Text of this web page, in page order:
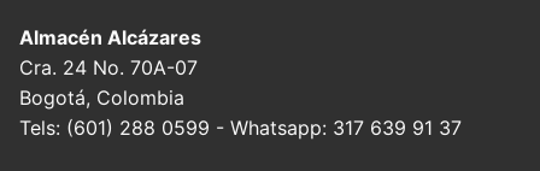
Almacén Alcázares
Cra. 24 No. 70A-07
Bogotá, Colombia
Tels: (601) 288 0599 - Whatsapp: 317 639 91 37